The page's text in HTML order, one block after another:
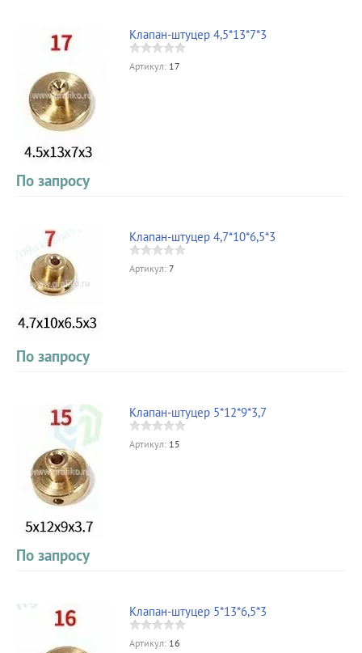
Клапан-штуцер 4,5*13*7*3
Артикул: 17
По запросу
Клапан-штуцер 4,7*10*6,5*3
Артикул: 7
По запросу
Клапан-штуцер 5*12*9*3,7
Артикул: 15
По запросу
Клапан-штуцер 5*13*6,5*3
Артикул: 16